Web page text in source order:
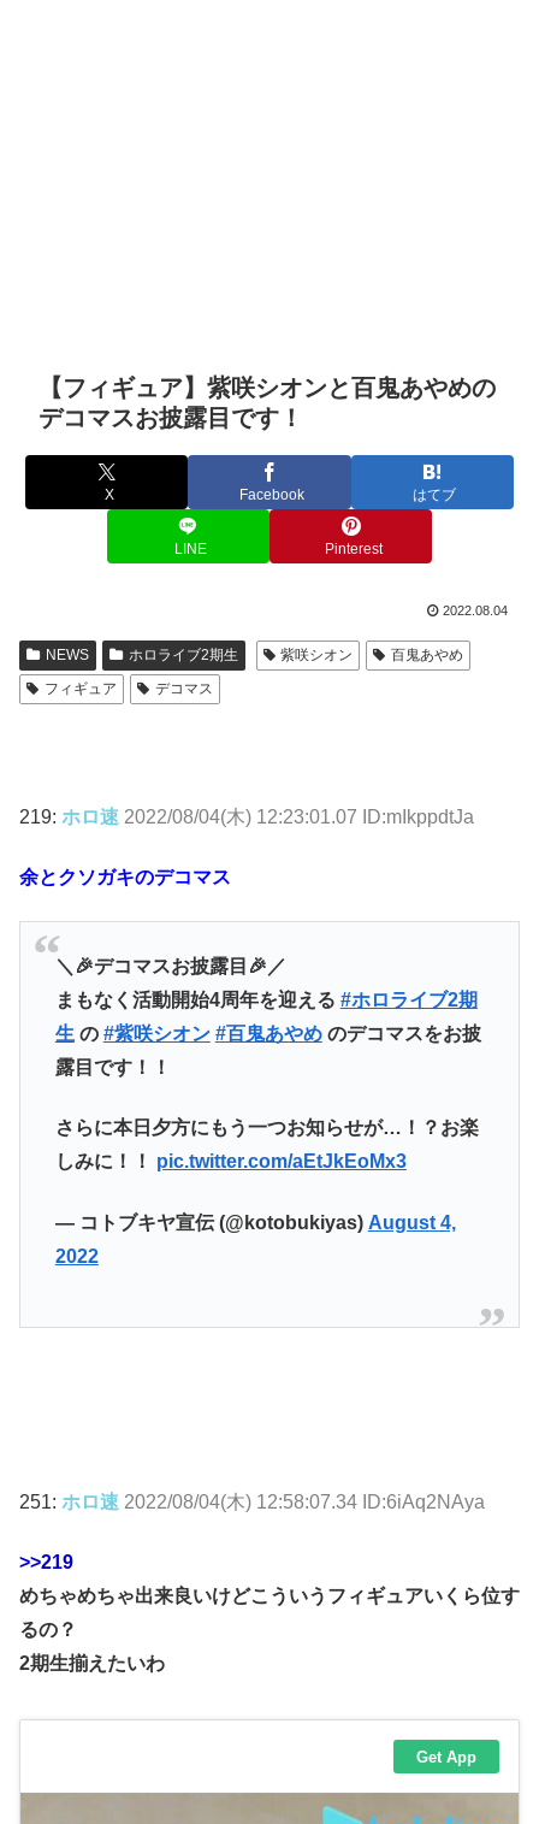
【フィギュア】紫咲シオンと百鬼あやめの
デコマスお披露目です！
X Facebook はてブ
LINE Pinterest
2022.08.04
NEWS ホロライブ2期生 紫咲シオン
百鬼あやめ
フィギュア
デコマス
219: ホロ速 2022/08/04(木) 12:23:01.07 ID:mIkppdtJa
余とクソガキのデコマス
＼🎉デコマスお披露目🎉／
まもなく活動開始4周年を迎える #ホロライブ2期
生 の #紫咲シオン #百鬼あやめのデコマスをお披
露目です！！
さらに本日夕方にもう一つお知らせが…！？お楽
しみに！！ pic.twitter.com/aEtJkEoMx3
— コトブキヤ宣伝 (@kotobukiyas) August 4,
2022
251: ホロ速 2022/08/04(木) 12:58:07.34 ID:6iAq2NAya
>>219
めちゃめちゃ出来良いけどこういうフィギュアいくら位す
るの？
2期生揃えたいわ